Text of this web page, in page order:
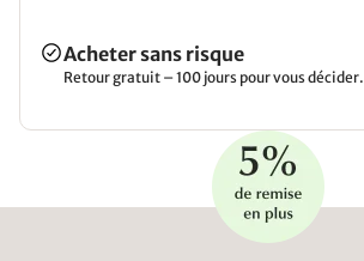
Acheter sans risque
Retour gratuit – 100 jours pour vous décider.